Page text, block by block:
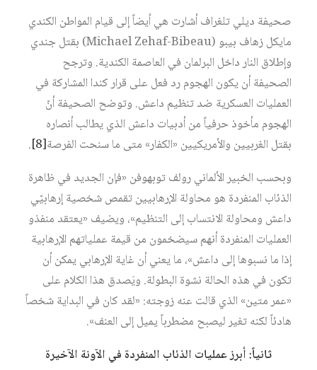
صحيفة ديلي تلغراف أشارت هي أيضاً إلى قيام المواطن الكندي
مايكل زهاف بيبو (Michael Zehaf-Bibeau) بقتل جندي
وإطلاق النار داخل البرلمان في العاصمة الكندية. وترجح
الصحيفة أن يكون الهجوم رد فعل على قرار كندا المشاركة في
العمليات العسكرية ضد تنظيم داعش. وتوضح الصحيفة أنّ
الهجوم مأخوذ حرفياً من أدبيات داعش الذي يطالب أنصاره
بقتل الغربيين والأمريكيين «الكفار» متى ما سنحت الفرصة‏[8]
.
وبحسب الخبير الألماني رولف توبهوفن «فإن الجديد في ظاهرة
الذئاب المنفردة هو محاولة الإرهابيين تقمص شخصية إرهابيّي
داعش ومحاولة الانتساب إلى التنظيم»، ويضيف «يعتقد منفذو
العمليات المنفردة أنهم سيضخمون من قيمة عملياتهم الإرهابية
إذا ما نسبوها إلى داعش»، ما يعني أن غاية الإرهابي يمكن أن
تكون في هذه الحالة نشوة البطولة. ويَصدق هذا الكلام على
«عمر متين» الذي قالت عنه زوجته: «لقد كان في البداية شخصاً
هادئاً لكنه تغير ليصبح مضطرباً يميل إلى العنف».
ثانياً: أبرز عمليات الذئاب المنفردة في الآونة الآخيرة